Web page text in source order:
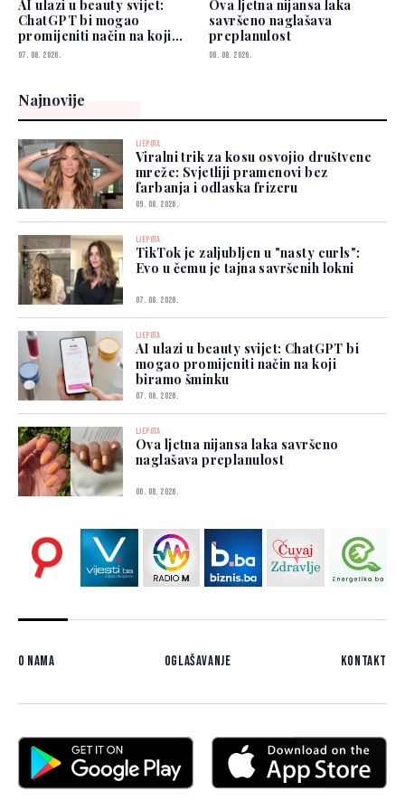
AI ulazi u beauty svijet:
ChatGPT bi mogao
promijeniti način na koji
biramo šminku
07. 08. 2026.
Ova ljetna nijansa laka
savršeno naglašava
preplanulost
06. 08. 2026.
Najnovije
LJEPOTA
Viralni trik za kosu osvojio društvene
mreže: Svjetliji pramenovi bez
farbanja i odlaska frizeru
09. 08. 2026.
LJEPOTA
TikTok je zaljubljen u "nasty curls":
Evo u čemu je tajna savršenih lokni
07. 08. 2026.
LJEPOTA
AI ulazi u beauty svijet: ChatGPT bi
mogao promijeniti način na koji
biramo šminku
07. 08. 2026.
LJEPOTA
Ova ljetna nijansa laka savršeno
naglašava preplanulost
06. 08. 2026.
O nama Oglašavanje Kontakt